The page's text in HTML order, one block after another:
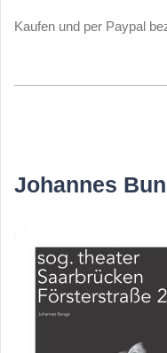
Kaufen und per Paypal
Johannes